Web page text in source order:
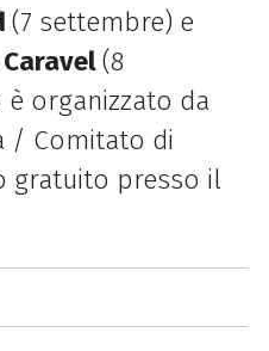
(7 settembre) e
Caravel(8
organizzato da
/ Comitato di
gratuito presso il